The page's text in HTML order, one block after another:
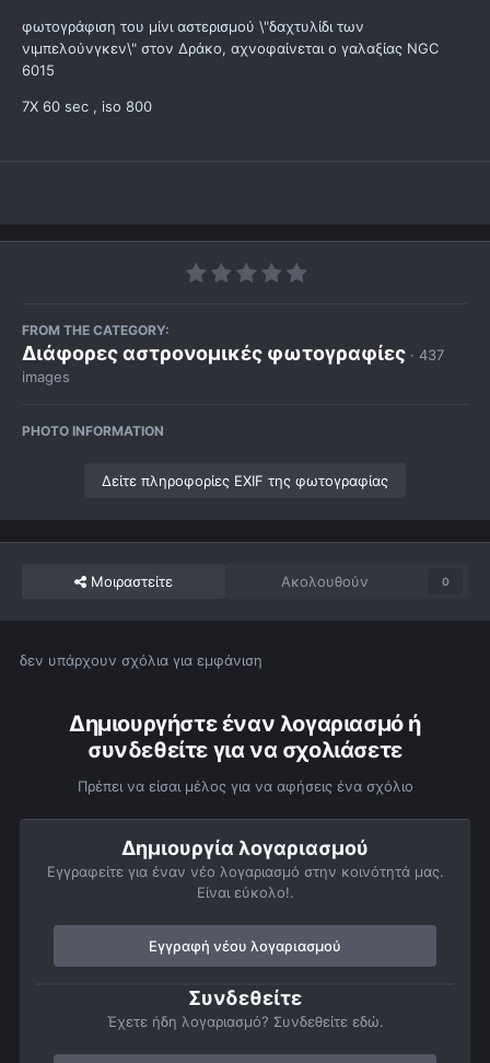
φωτογράφιση του μίνι αστερισμού \"δαχτυλίδι των
νιμπελούνγκεν\" στον Δράκο, αχνοφαίνεται ο γαλαξίας ΝGC
6015
7X 60 sec , iso 800
FROM THE CATEGORY:
Διάφορες αστρονομικές φωτογραφίες · 437
images
PHOTO INFORMATION
Δείτε πληροφορίες EXIF της φωτογραφίας
Μοιραστείτε Ακολουθούν 0
δεν υπάρχουν σχόλια για εμφάνιση
Δημιουργήστε έναν λογαριασμό ή
συνδεθείτε για να σχολιάσετε
Πρέπει να είσαι μέλος για να αφήσεις ένα σχόλιο
Δημιουργία λογαριασμού
Εγγραφείτε για έναν νέο λογαριασμό στην κοινότητά μας.
Είναι εύκολο!.
Εγγραφή νέου λογαριασμού
Συνδεθείτε
Έχετε ήδη λογαριασμό? Συνδεθείτε εδώ.